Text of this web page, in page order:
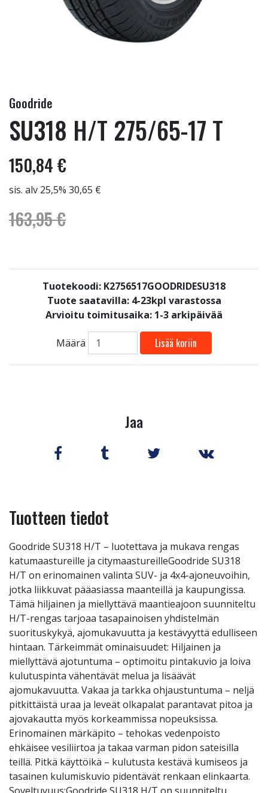
Goodride
SU318 H/T 275/65-17 T
150,84 €
sis. alv 25,5% 30,65 €
163,95 €
Tuotekoodi: K2756517GOODRIDESU318
Tuote saatavilla: 4-23kpl varastossa
Arvioitu toimitusaika: 1-3 arkipäivää
Määrä Lisää koriin
Jaa
Tuotteen tiedot
Goodride SU318 H/T – luotettava ja mukava rengas
katumaastureille ja citymaastureilleGoodride SU318
H/T on erinomainen valinta SUV- ja 4x4-ajoneuvoihin,
jotka liikkuvat pääasiassa maanteillä ja kaupungissa.
Tämä hiljainen ja miellyttävä maantieajoon suunniteltu
H/T-rengas tarjoaa tasapainoisen yhdistelmän
suorituskykyä, ajomukavuutta ja kestävyyttä edulliseen
hintaan. Tärkeimmät ominaisuudet: Hiljainen ja
miellyttävä ajotuntuma – optimoitu pintakuvio ja loiva
kulutuspinta vähentävät melua ja lisäävät
ajomukavuutta. Vakaa ja tarkka ohjaustuntuma – neljä
pitkittäistä uraa ja leveät olkapalat parantavat pitoa ja
ajovakautta myös korkeammissa nopeuksissa.
Erinomainen märkäpito – tehokas vedenpoisto
ehkäisee vesiliirtoa ja takaa varman pidon sateisilla
teillä. Pitkä käyttöikä – kulutusta kestävä kumiseos ja
tasainen kulumiskuvio pidentävät renkaan elinkaarta.